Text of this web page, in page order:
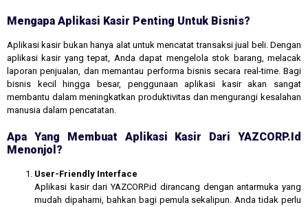
Mengapa Aplikasi Kasir Penting Untuk Bisnis?
Aplikasi kasir bukan hanya alat untuk mencatat transaksi jual beli. Dengan
aplikasi kasir yang tepat, Anda dapat mengelola stok barang, melacak
laporan penjualan, dan memantau performa bisnis secara real-time. Bagi
bisnis kecil hingga besar, penggunaan aplikasi kasir akan sangat
membantu dalam meningkatkan produktivitas dan mengurangi kesalahan
manusia dalam pencatatan.
Apa Yang Membuat Aplikasi Kasir Dari YAZCORP.id
Menonjol?
User-Friendly Interface
Aplikasi kasir dari YAZCORP.id dirancang dengan antarmuka yang
mudah dipahami, bahkan bagi pemula sekalipun. Anda tidak perlu